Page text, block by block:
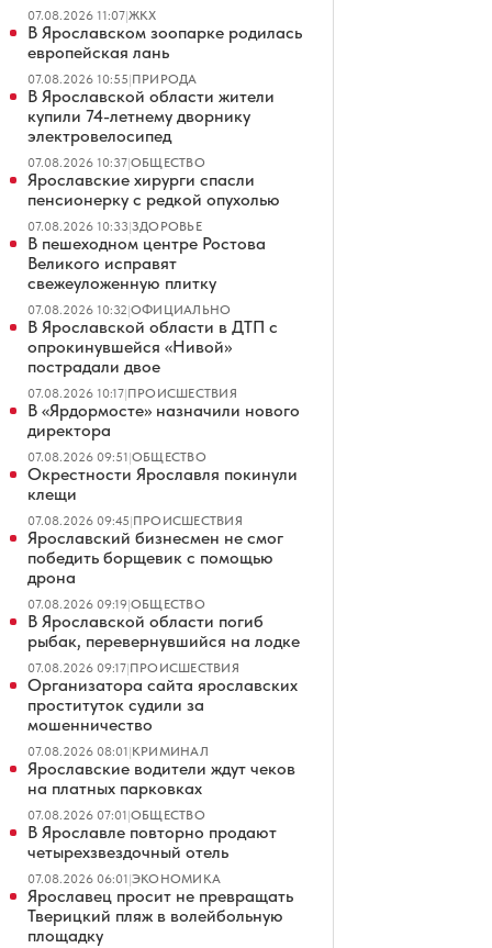
07.08.2026 11:07|ЖКХ
В Ярославском зоопарке родилась
европейская лань
07.08.2026 10:55|ПРИРОДА
В Ярославской области жители
купили 74-летнему дворнику
электровелосипед
07.08.2026 10:37|ОБЩЕСТВО
Ярославские хирурги спасли
пенсионерку с редкой опухолью
07.08.2026 10:33|ЗДОРОВЬЕ
В пешеходном центре Ростова
Великого исправят
свежеуложенную плитку
07.08.2026 10:32|ОФИЦИАЛЬНО
В Ярославской области в ДТП с
опрокинувшейся «Нивой»
пострадали двое
07.08.2026 10:17|ПРОИСШЕСТВИЯ
В «Ярдормосте» назначили нового
директора
07.08.2026 09:51|ОБЩЕСТВО
Окрестности Ярославля покинули
клещи
07.08.2026 09:45|ПРОИСШЕСТВИЯ
Ярославский бизнесмен не смог
победить борщевик с помощью
дрона
07.08.2026 09:19|ОБЩЕСТВО
В Ярославской области погиб
рыбак, перевернувшийся на лодке
07.08.2026 09:17|ПРОИСШЕСТВИЯ
Организатора сайта ярославских
проституток судили за
мошенничество
07.08.2026 08:01|КРИМИНАЛ
Ярославские водители ждут чеков
на платных парковках
07.08.2026 07:01|ОБЩЕСТВО
В Ярославле повторно продают
четырехзвездочный отель
07.08.2026 06:01|ЭКОНОМИКА
Ярославец просит не превращать
Тверицкий пляж в волейбольную
площадку